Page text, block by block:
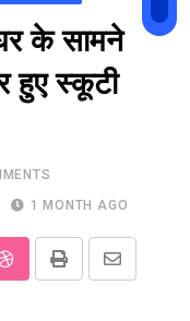
के सामने
हुए स्कूटी
1 MONTH AGO
StumbleUpon
Print
Share